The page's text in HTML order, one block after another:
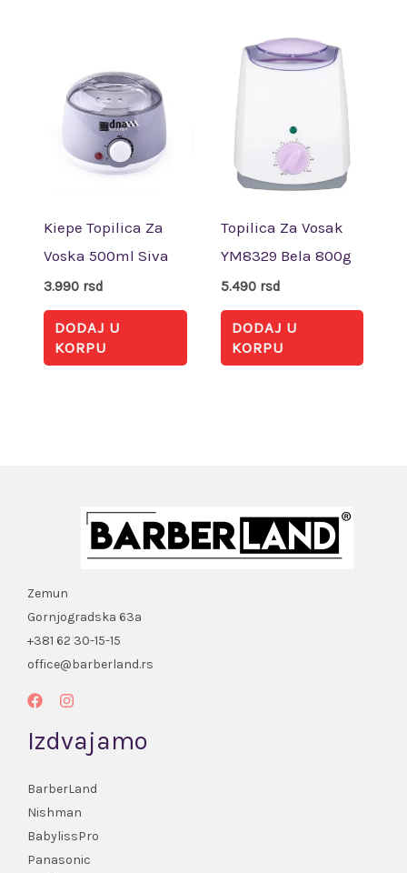
Kiepe Topilica Za
Voska 500ml Siva
3.990 rsd
DODAJ U
KORPU
Topilica Za Vosak
YM8329 Bela 800g
5.490 rsd
DODAJ U
KORPU
Zemun
Gornjogradska 63a
+381 62 30-15-15
office@barberland.rs
Izdvajamo
BarberLand
Nishman
BabylissPro
Panasonic